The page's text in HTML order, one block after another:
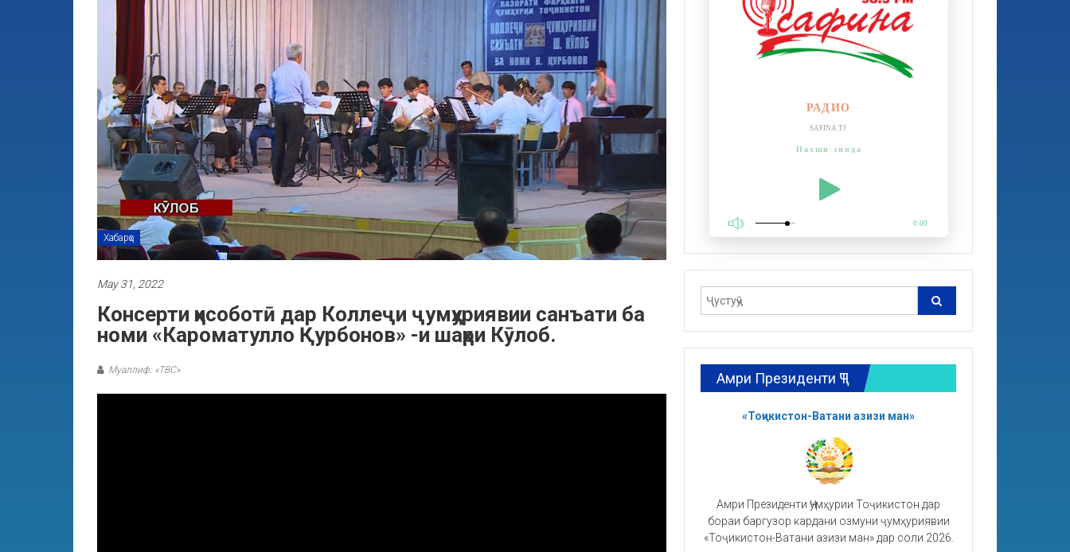
Хабарҳо
May 31, 2022
Консерти ҳисоботӣ дар Коллеҷи ҷумҳуриявии санъати ба
номи «Кароматулло Қурбонов» -и шаҳри Кӯлоб.
Муаллиф: «ТВС»
РАДИО
SAFINA.TJ
Пахши зинда
0:00
Амри Президенти ҶТ
«Тоҷикистон-Ватани азизи ман»
Амри Президенти Ҷумҳурии Тоҷикистон дар
бораи баргузор кардани озмуни ҷумҳуриявии
«Тоҷикистон-Ватани азизи ман» дар соли 2026.